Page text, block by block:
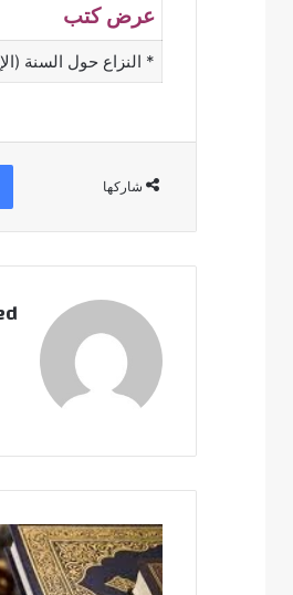
عرض كتب
* النزاع حول السنة
شاركها
ت
ج
د